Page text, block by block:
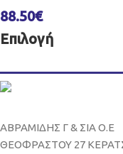
88.50€
Επιλογή
ΑΒΡΑΜΙΔΗΣ Γ & ΣΙΑ Ο.Ε
ΘΕΟΦΡΑΣΤΟΥ 27